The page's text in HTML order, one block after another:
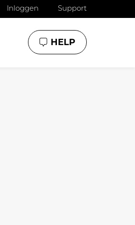
Inloggen Support
HELP